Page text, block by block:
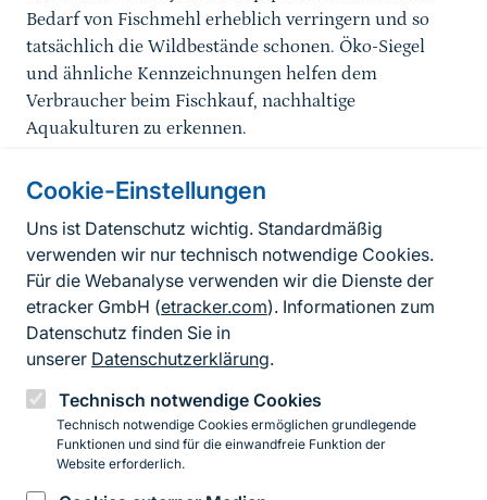
Cookie-Einstellungen
Uns ist Datenschutz wichtig. Standardmäßig
verwenden wir nur technisch notwendige Cookies.
Für die Webanalyse verwenden wir die Dienste der
etracker GmbH (etracker.com). Informationen zum
Datenschutz finden Sie in
unserer Datenschutzerklärung.
Technisch notwendige Cookies
Technisch notwendige Cookies ermöglichen grundlegende
Funktionen und sind für die einwandfreie Funktion der
Website erforderlich.
Bedarf von Fischmehl erheblich verringern und so
tatsächlich die Wildbestände schonen. Öko-Siegel
und ähnliche Kennzeichnungen helfen dem
Verbraucher beim Fischkauf, nachhaltige
Aquakulturen zu erkennen.
Informationen zur Seite
FußzeileKontakt zum BfN
Kontaktformular
Erklärung zur Barrierefreiheit
Impressum
Datenschutz